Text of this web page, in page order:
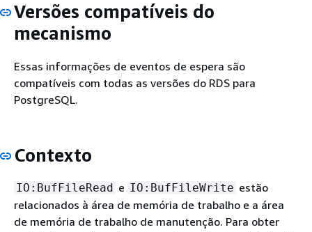
Versões compatíveis do
mecanismo
Essas informações de eventos de espera são
compatíveis com todas as versões do RDS para
PostgreSQL.
Contexto
IO:BufFileRead e IO:BufFileWrite estão
relacionados à área de memória de trabalho e a área
de memória de trabalho de manutenção. Para obter